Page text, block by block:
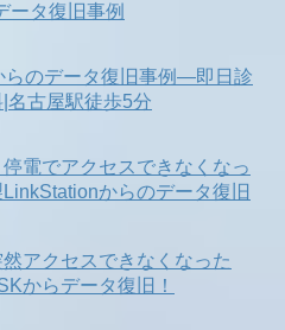
ータ復旧事例
らのデータ復旧事例―即日診
名古屋駅徒歩5分
停電でアクセスできなくなっ
からのデータ復旧
アクセスできなくなった
からデータ復旧！